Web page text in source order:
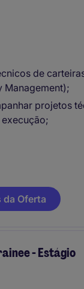
de
Management);
projetos
da Oferta
- Estágio